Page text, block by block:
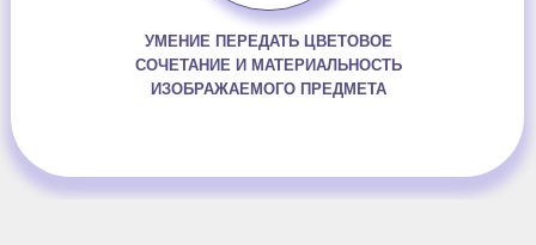
УМЕНИЕ ПЕРЕДАТЬ ЦВЕТОВОЕ
СОЧЕТАНИЕ И МАТЕРИАЛЬНОСТЬ
ИЗОБРАЖАЕМОГО ПРЕДМЕТА